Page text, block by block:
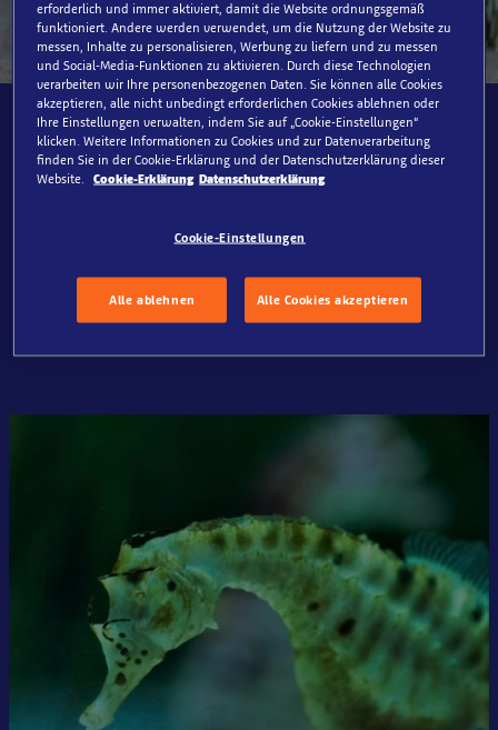
Seepferdchen
Unsere Seepferdchen sind echte Vorreiter in Sachen
Männchen die Kinder auf die Welt. Neben unseren
entdecken.
erforderlich und immer aktiviert, damit die Website ordnungsgemäß
funktioniert. Andere werden verwendet, um die Nutzung der Website zu
messen, Inhalte zu personalisieren, Werbung zu liefern und zu messen
und Social-Media-Funktionen zu aktivieren. Durch diese Technologien
verarbeiten wir Ihre personenbezogenen Daten. Sie können alle Cookies
akzeptieren, alle nicht unbedingt erforderlichen Cookies ablehnen oder
Ihre Einstellungen verwalten, indem Sie auf „Cookie-Einstellungen“
klicken. Weitere Informationen zu Cookies und zur Datenverarbeitung
finden Sie in der Cookie-Erklärung und der Datenschutzerklärung dieser
Website.
Cookie-Erklärung Datenschutzerklärung
Cookie-Einstellungen
Alle ablehnen Alle Cookies akzeptieren